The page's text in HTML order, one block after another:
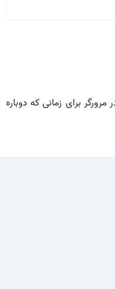
برای زمانی که دوباره